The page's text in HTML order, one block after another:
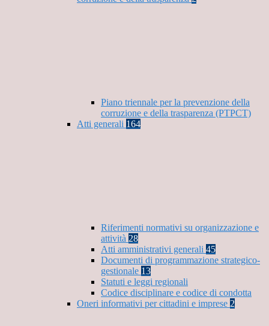
Piano triennale per la prevenzione della
corruzione e della trasparenza (PTPCT)
Atti generali 164
Riferimenti normativi su organizzazione e
attività 28
Atti amministrativi generali 45
Documenti di programmazione strategico-
gestionale 13
Statuti e leggi regionali
Codice disciplinare e codice di condotta
Oneri informativi per cittadini e imprese 2